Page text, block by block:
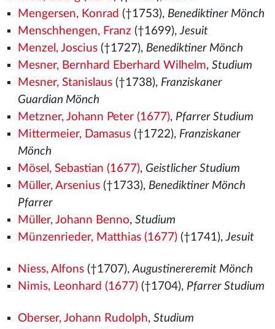
Mengersen, Konrad (†1753), Benediktiner Mönch
Menschhengen, Franz (†1699),Jesuit
Menzel, Joscius(†1727), Benediktiner Mönch
Mesner, Bernhard Eberhard Wilhelm, Studium
Mesner, Stanislaus(†1738), Franziskaner
Guardian Mönch
Metzner, Johann Peter (1677), Pfarrer Studium
Mittermeier, Damasus(†1722), Franziskaner
Mönch
Mösel, Sebastian (1677), Geistlicher Studium
Müller, Arsenius(†1733), Benediktiner Mönch
Pfarrer
Müller, Johann Benno, Studium
Münzenrieder, Matthias (1677)(†1741),Jesuit
Niess, Alfons(†1707),Augustinereremit Mönch
Nimis, Leonhard (1677)(†1704), Pfarrer Studium
Oberser, Johann Rudolph, Studium